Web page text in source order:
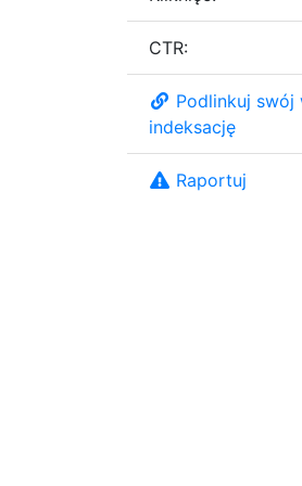
CTR:
Podlinkuj
indeksację
Raportuj